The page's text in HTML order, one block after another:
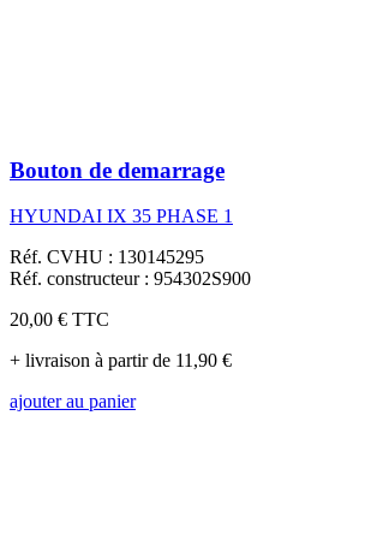
Bouton de demarrage
HYUNDAI IX 35 PHASE 1
Réf. CVHU : 130145295
Réf. constructeur : 954302S900
20,00 € TTC
+ livraison à partir de 11,90 €
ajouter au panier